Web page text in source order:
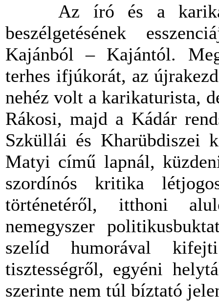
Az író és a
beszélgetésének
Kajánból – Kajántól.
terhes ifjúkorát, az
nehéz volt a karikaturista,
Rákosi, majd a Kádár
Szküllái és Kharübdiszei
Matyi című lapnál,
szordínós kritika
történetéről, itthoni
nemegyszer
szelíd humorával
tisztességről, egyéni
szerinte nem túl bíztató